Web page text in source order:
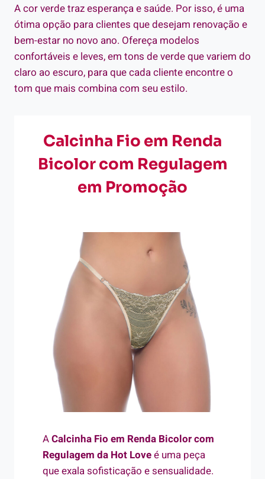
A cor verde traz esperança e saúde. Por isso, é uma
ótima opção para clientes que desejam renovação e
bem-estar no novo ano. Ofereça modelos
confortáveis e leves, em tons de verde que variem do
claro ao escuro, para que cada cliente encontre o
tom que mais combina com seu estilo.
Calcinha Fio em Renda
Bicolor com Regulagem
em Promoção
ACalcinha Fio em Renda Bicolor com
Regulagem da Hot Loveé uma peça
que exala sofisticação e sensualidade.